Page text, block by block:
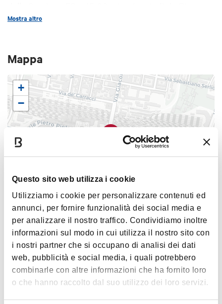
Questo sito web utilizza i cookie
Utilizziamo i cookie per personalizzare contenuti ed
annunci, per fornire funzionalità dei social media e
per analizzare il nostro traffico. Condividiamo inoltre
informazioni sul modo in cui utilizza il nostro sito con
i nostri partner che si occupano di analisi dei dati
web, pubblicità e social media, i quali potrebbero
combinarle con altre informazioni che ha fornito loro
o che hanno raccolto dal suo utilizzo dei loro servizi.
Maggiore, in posizione ben collegata dalla rete di
predisposto dall'Autostazione di Bologna. I pullman
struttura e gli autisti potranno richiedere la mappa
della città.
Mostra altro
Mappa
+
−
Leaflet |©OpenStreetMapcontributors ©CARTO
Autostazione - Accoglienza bus turistici
Piazza XX Settembre, 6 - 40121
COME ARRIVARE